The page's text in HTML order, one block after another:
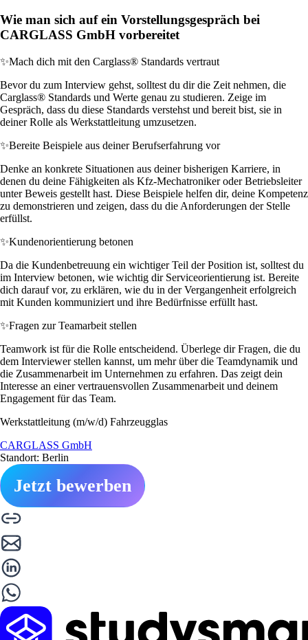
Wie man sich auf ein Vorstellungsgespräch bei
CARGLASS GmbH vorbereitet
✨Mach dich mit den Carglass® Standards vertraut
Bevor du zum Interview gehst, solltest du dir die Zeit nehmen, die
Carglass® Standards und Werte genau zu studieren. Zeige im
Gespräch, dass du diese Standards verstehst und bereit bist, sie in
deiner Rolle als Werkstattleitung umzusetzen.
✨Bereite Beispiele aus deiner Berufserfahrung vor
Denke an konkrete Situationen aus deiner bisherigen Karriere, in
denen du deine Fähigkeiten als Kfz-Mechatroniker oder Betriebsleiter
unter Beweis gestellt hast. Diese Beispiele helfen dir, deine Kompetenz
zu demonstrieren und zeigen, dass du die Anforderungen der Stelle
erfüllst.
✨Kundenorientierung betonen
Da die Kundenbetreuung ein wichtiger Teil der Position ist, solltest du
im Interview betonen, wie wichtig dir Serviceorientierung ist. Bereite
dich darauf vor, zu erklären, wie du in der Vergangenheit erfolgreich
mit Kunden kommuniziert und ihre Bedürfnisse erfüllt hast.
✨Fragen zur Teamarbeit stellen
Teamwork ist für die Rolle entscheidend. Überlege dir Fragen, die du
dem Interviewer stellen kannst, um mehr über die Teamdynamik und
die Zusammenarbeit im Unternehmen zu erfahren. Das zeigt dein
Interesse an einer vertrauensvollen Zusammenarbeit und deinem
Engagement für das Team.
Werkstattleitung (m/w/d) Fahrzeugglas
CARGLASS GmbH
Standort: Berlin
Jetzt bewerben